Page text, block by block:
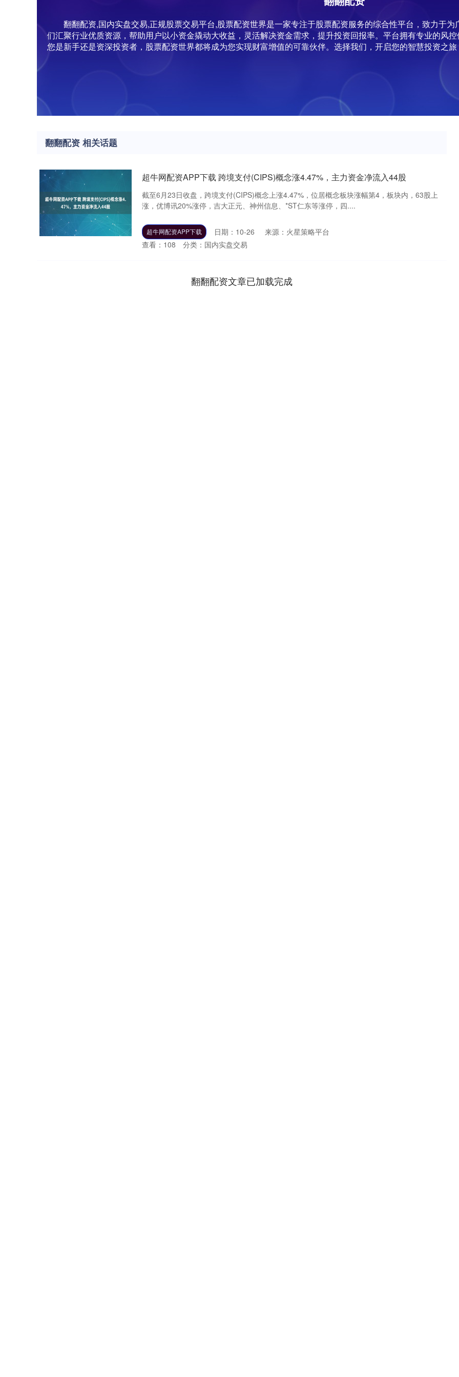
翻翻配资,国内实盘交易,正规股票交易平台,股票配资世界是一家专注于股票配资服务的综合性平台，致力于
们汇聚行业优质资源，帮助用户以小资金撬动大收益，灵活解决资金需求，提升投资回报率。平台拥有专业的风
您是新手还是资深投资者，股票配资世界都将成为您实现财富增值的可靠伙伴。选择我们，开启您的智慧投资之旅
翻翻配资 相关话题
超牛网配资APP下载 跨境支付(CIPS)概念涨4.47%，主力资金净流入44股
截至6月23日收盘，跨境支付(CIPS)概念上涨4.47%，位居概念板块涨幅第4，板块内，63股上
涨，优博讯20%涨停，吉大正元、神州信息、*ST仁东等涨停，四....
超牛网配资APP下载 日期：10-26
来源：火星策略平台
查看： 108 分类： 国内实盘交易
翻翻配资文章已加载完成